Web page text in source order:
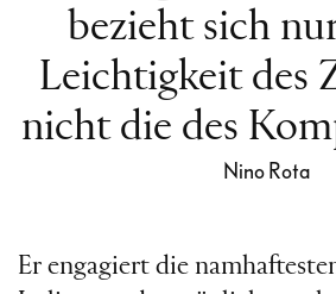
bezieht sich
Leichtigkeit des
nicht die des
Nino Rota
Er engagiert die